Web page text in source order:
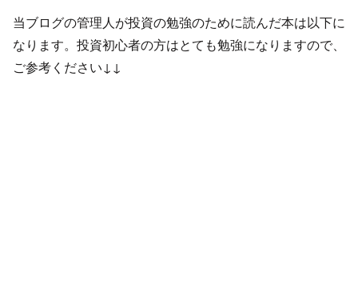
当ブログの管理人が投資の勉強のために読んだ本は以下に
なります。投資初心者の方はとても勉強になりますので、
ご参考ください↓↓